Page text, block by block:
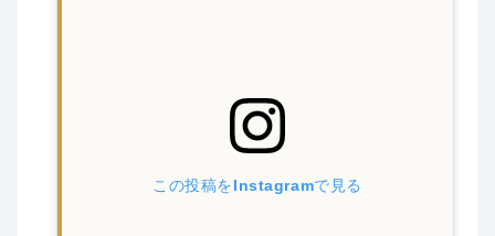
この投稿をInstagramで見る